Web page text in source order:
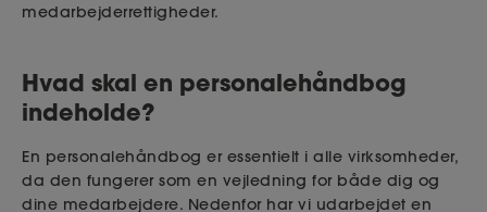
medarbejderrettigheder.
Hvad skal en personalehåndbog
indeholde?
En personalehåndbog er essentielt i alle virksomheder,
da den fungerer som en vejledning for både dig og
dine medarbejdere. Nedenfor har vi udarbejdet en